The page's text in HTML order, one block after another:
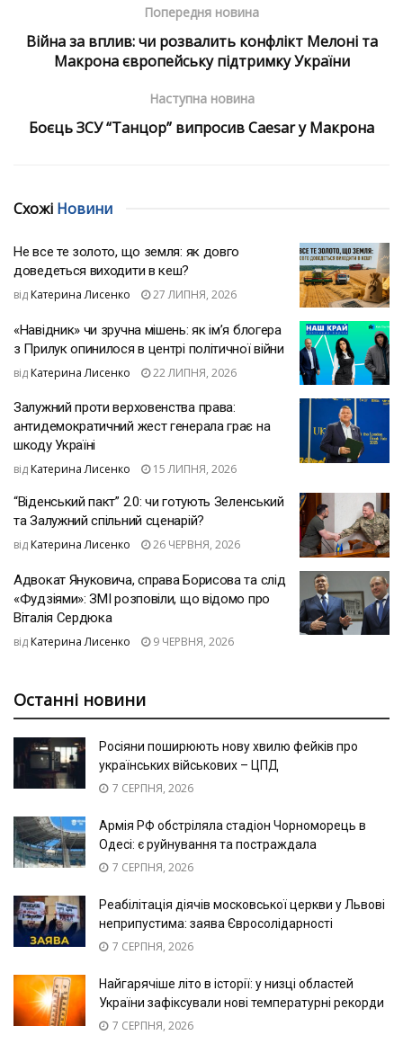
Попередня новина
Війна за вплив: чи розвалить конфлікт Мелоні та
Макрона європейську підтримку України
Наступна новина
Боєць ЗСУ “Танцор” випросив Caesar у Макрона
Схожі Новини
Не все те золото, що земля: як довго
доведеться виходити в кеш?
від Катерина Лисенко 27 ЛИПНЯ, 2026
«Навідник» чи зручна мішень: як ім’я блогера
з Прилук опинилося в центрі політичної війни
від Катерина Лисенко 22 ЛИПНЯ, 2026
Залужний проти верховенства права:
антидемократичний жест генерала грає на
шкоду Україні
від Катерина Лисенко 15 ЛИПНЯ, 2026
“Віденський пакт” 2.0: чи готують Зеленський
та Залужний спільний сценарій?
від Катерина Лисенко 26 ЧЕРВНЯ, 2026
Адвокат Януковича, справа Борисова та слід
«Фудзіями»: ЗМІ розповіли, що відомо про
Віталія Сердюка
від Катерина Лисенко 9 ЧЕРВНЯ, 2026
Останні новини
Росіяни поширюють нову хвилю фейків про
українських військових – ЦПД
7 СЕРПНЯ, 2026
Армія РФ обстріляла стадіон Чорноморець в
Одесі: є руйнування та постраждала
7 СЕРПНЯ, 2026
Реабілітація діячів московської церкви у Львові
неприпустима: заява Євросолідарності
7 СЕРПНЯ, 2026
Найгарячіше літо в історії: у низці областей
України зафіксували нові температурні рекорди
7 СЕРПНЯ, 2026